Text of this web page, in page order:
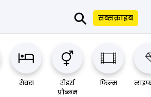
⚲ सब्सक्राइब
सेक्स
रीडर्स
प्रौब्लम
फिल्म